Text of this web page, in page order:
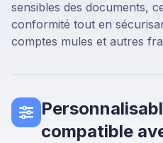
sensibles des documents,
conformité tout en
comptes mules et autres
compatible